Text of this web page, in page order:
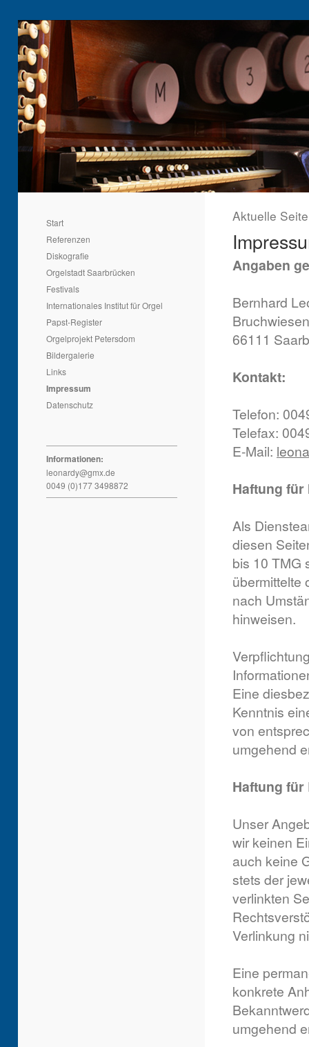
Start
Referenzen
Diskografie
Orgelstadt Saarbrücken
Festivals
Internationales Institut für Orgel
Papst-Register
Orgelprojekt Petersdom
Bildergalerie
Links
Impressum
Datenschutz
Informationen:
leonardy@gmx.de
0049 (0)177 3498872
Aktuelle
Angaben
Bernhard
66111
Kontakt:
Telefon:
Telefax:
E-Mail:
Haftung für
Als
diesen
bis 10 TMG
übermittelte
nach
hinweisen.
Eine
Kenntnis
von
umgehend
Haftung
Unser
wir keinen
auch keine
stets der
verlinkten
Verlinkung
Eine
konkrete
umgehend